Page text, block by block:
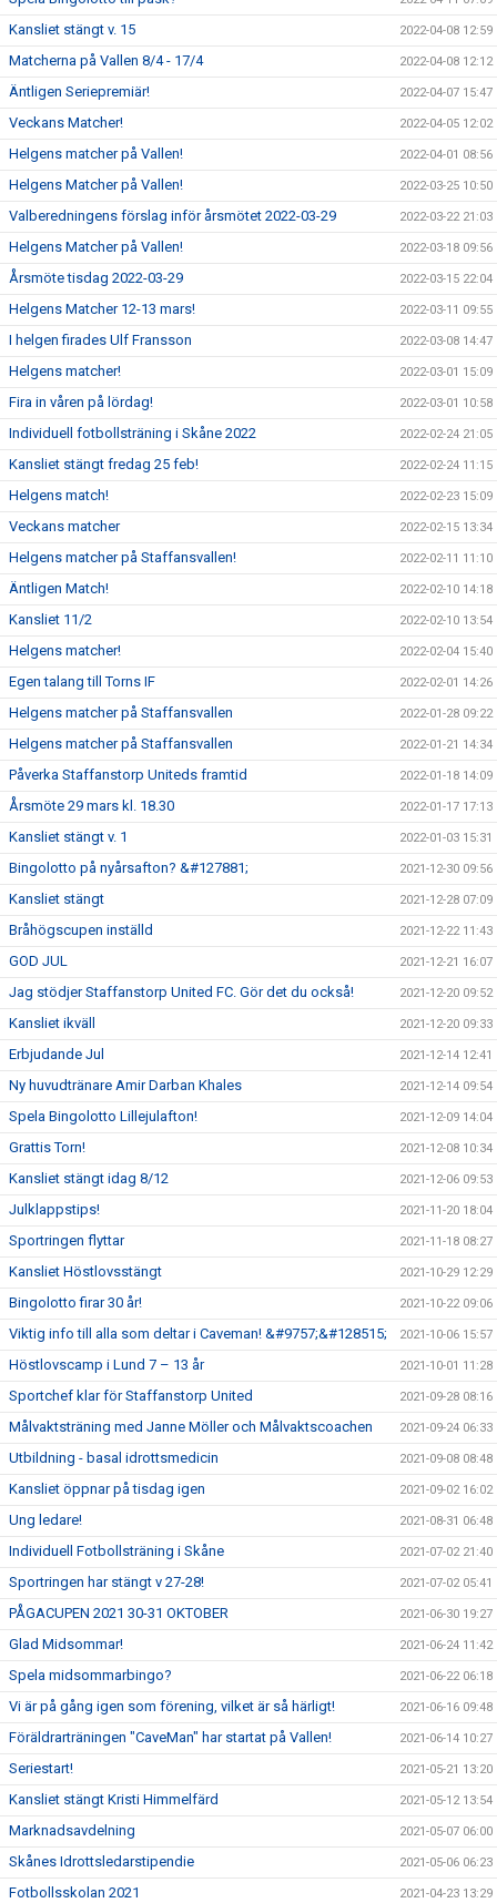
Kansliet stängt v. 15 2022-04-08 12:59
Matcherna på Vallen 8/4 - 17/4 2022-04-08 12:12
Äntligen Seriepremiär! 2022-04-07 15:47
Veckans Matcher! 2022-04-05 12:02
Helgens matcher på Vallen! 2022-04-01 08:56
Helgens Matcher på Vallen! 2022-03-25 10:50
Valberedningens förslag inför årsmötet 2022-03-29 2022-03-22 21:03
Helgens Matcher på Vallen! 2022-03-18 09:56
Årsmöte tisdag 2022-03-29 2022-03-15 22:04
Helgens Matcher 12-13 mars! 2022-03-11 09:55
I helgen firades Ulf Fransson 2022-03-08 14:47
Helgens matcher! 2022-03-01 15:09
Fira in våren på lördag! 2022-03-01 10:58
Individuell fotbollsträning i Skåne 2022 2022-02-24 21:05
Kansliet stängt fredag 25 feb! 2022-02-24 11:15
Helgens match! 2022-02-23 15:09
Veckans matcher 2022-02-15 13:34
Helgens matcher på Staffansvallen! 2022-02-11 11:10
Äntligen Match! 2022-02-10 14:18
Kansliet 11/2 2022-02-10 13:54
Helgens matcher! 2022-02-04 15:40
Egen talang till Torns IF 2022-02-01 14:26
Helgens matcher på Staffansvallen 2022-01-28 09:22
Helgens matcher på Staffansvallen 2022-01-21 14:34
Påverka Staffanstorp Uniteds framtid 2022-01-18 14:09
Årsmöte 29 mars kl. 18.30 2022-01-17 17:13
Kansliet stängt v. 1 2022-01-03 15:31
Bingolotto på nyårsafton? &#127881; 2021-12-30 09:56
Kansliet stängt 2021-12-28 07:09
Bråhögscupen inställd 2021-12-22 11:43
GOD JUL 2021-12-21 16:07
Jag stödjer Staffanstorp United FC. Gör det du också! 2021-12-20 09:52
Kansliet ikväll 2021-12-20 09:33
Erbjudande Jul 2021-12-14 12:41
Ny huvudtränare Amir Darban Khales 2021-12-14 09:54
Spela Bingolotto Lillejulafton! 2021-12-09 14:04
Grattis Torn! 2021-12-08 10:34
Kansliet stängt idag 8/12 2021-12-06 09:53
Julklappstips! 2021-11-20 18:04
Sportringen flyttar 2021-11-18 08:27
Kansliet Höstlovsstängt 2021-10-29 12:29
Bingolotto firar 30 år! 2021-10-22 09:06
Viktig info till alla som deltar i Caveman! &#9757;&#128515; 2021-10-06 15:57
Höstlovscamp i Lund 7 – 13 år 2021-10-01 11:28
Sportchef klar för Staffanstorp United 2021-09-28 08:16
Målvaktsträning med Janne Möller och Målvaktscoachen 2021-09-24 06:33
Utbildning - basal idrottsmedicin 2021-09-08 08:48
Kansliet öppnar på tisdag igen 2021-09-02 16:02
Ung ledare! 2021-08-31 06:48
Individuell Fotbollsträning i Skåne 2021-07-02 21:40
Sportringen har stängt v 27-28! 2021-07-02 05:41
PÅGACUPEN 2021 30-31 OKTOBER 2021-06-30 19:27
Glad Midsommar! 2021-06-24 11:42
Spela midsommarbingo? 2021-06-22 06:18
Vi är på gång igen som förening, vilket är så härligt! 2021-06-16 09:48
Föräldrarträningen "CaveMan" har startat på Vallen! 2021-06-14 10:27
Seriestart! 2021-05-21 13:20
Kansliet stängt Kristi Himmelfärd 2021-05-12 13:54
Marknadsavdelning 2021-05-07 06:00
Skånes Idrottsledarstipendie 2021-05-06 06:23
Fotbollsskolan 2021 2021-04-23 13:29